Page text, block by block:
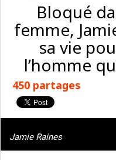
Bloqué
femme,
sa vie
l’homme
450 partages
Jamie Raines